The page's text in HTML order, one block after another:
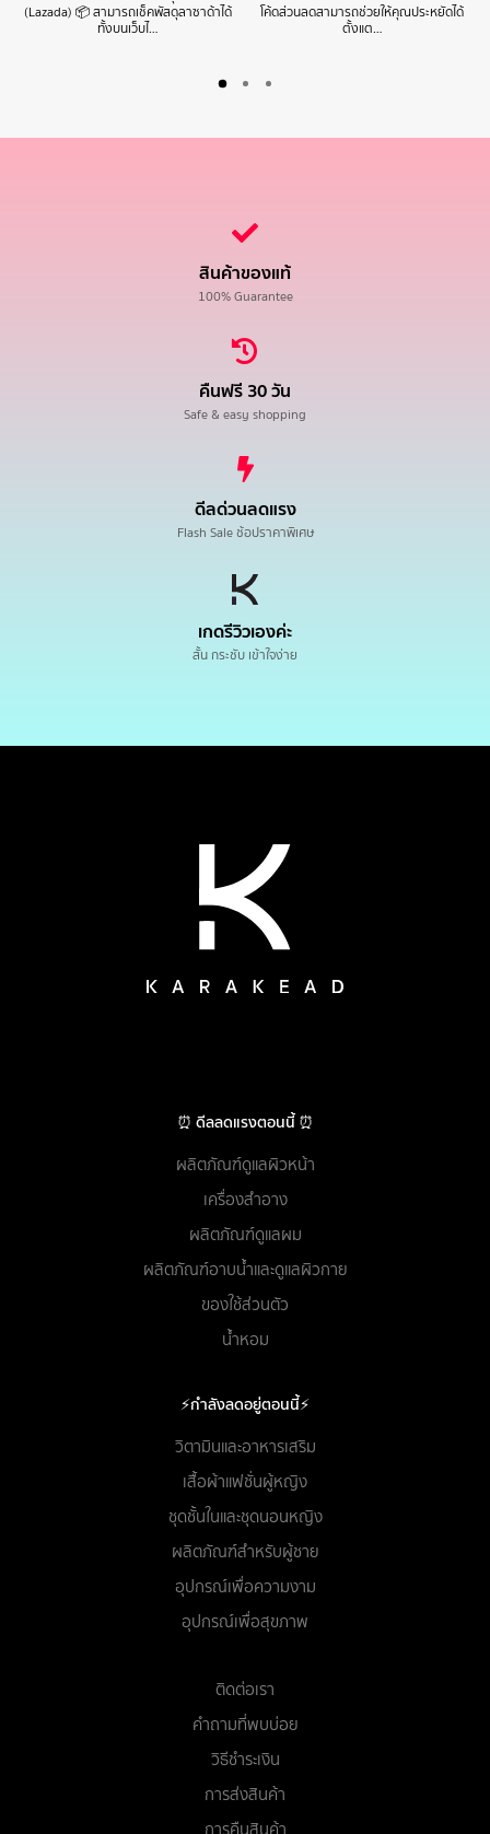
(Lazada) 📦 สามารถเช็คพัสดุลาซาด้าได้
ทั้งบนเว็บไ…
โค้ดส่วนลดสามารถช่วยให้คุณประหยัดได้
ตั้งแต…
สินค้าของแท้
100% Guarantee
คืนฟรี 30 วัน
Safe & easy shopping
ดีลด่วนลดแรง
Flash Sale ช้อปราคาพิเศษ
เกดรีวิวเองค่ะ
สั้น กระชับ เข้าใจง่าย
⏰ ดีลลดแรงตอนนี้ ⏰
ผลิตภัณฑ์ดูแลผิวหน้า
เครื่องสำอาง
ผลิตภัณฑ์ดูแลผม
ผลิตภัณฑ์อาบน้ำและดูแลผิวกาย
ของใช้ส่วนตัว
น้ำหอม
⚡กำลังลดอยู่ตอนนี้⚡
วิตามินและอาหารเสริม
เสื้อผ้าแฟชั่นผู้หญิง
ชุดชั้นในและชุดนอนหญิง
ผลิตภัณฑ์สำหรับผู้ชาย
อุปกรณ์เพื่อความงาม
อุปกรณ์เพื่อสุขภาพ
ติดต่อเรา
คำถามที่พบบ่อย
วิธีชำระเงิน
การส่งสินค้า